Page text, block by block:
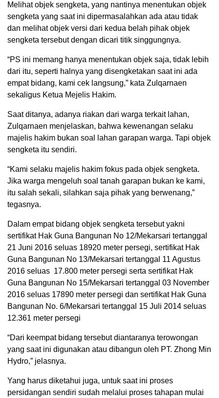
Melihat objek sengketa, yang nantinya menentukan objek
sengketa yang saat ini dipermasalahkan ada atau tidak
dan melihat objek versi dari kedua belah pihak objek
sengketa tersebut dengan dicari titik singgungnya.
“PS ini memang hanya menentukan objek saja, tidak lebih
dari itu, seperti halnya yang disengketakan saat ini ada
empat bidang, kami cek langsung,” kata Zulqarnaen
sekaligus Ketua Mejelis Hakim.
Saat ditanya, adanya riakan dari warga terkait lahan,
Zulqarnaen menjelaskan, bahwa kewenangan selaku
majelis hakim bukan soal lahan garapan warga. Tapi objek
sengketa itu sendiri.
“Kami selaku majelis hakim fokus pada objek sengketa.
Jika warga mengeluh soal tanah garapan bukan ke kami,
itu salah sekali, silahkan saja pihak yang berwenang,”
tegasnya.
Dalam empat bidang objek sengketa tersebut yakni
sertifikat Hak Guna Bangunan No 12/Mekarsari tertanggal
21 Juni 2016 seluas 18920 meter persegi, sertifikat Hak
Guna Bangunan No 13/Mekarsari tertanggal 11 Agustus
2016 seluas 17.800 meter persegi serta sertifikat Hak
Guna Bangunan No 15/Mekarsari tertanggal 03 November
2016 seluas 17890 meter persegi dan sertifikat Hak Guna
Bangunan No. 6/Mekarsari tertanggal 15 Juli 2014 seluas
12.361 meter persegi
“Dari keempat bidang tersebut diantaranya terowongan
yang saat ini digunakan atau dibangun oleh PT. Zhong Min
Hydro,” jelasnya.
Yang harus diketahui juga, untuk saat ini proses
persidangan sendiri sudah melalui proses tahapan mulai